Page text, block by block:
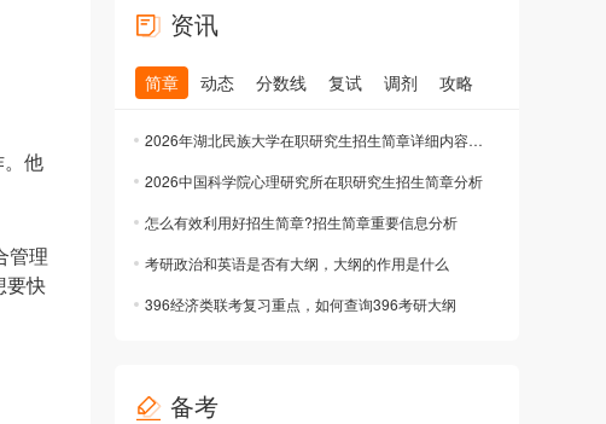
他
管理
要快
资讯
简章 动态 分数线 复试 调剂 攻略
2026年湖北民族大学在职研究生招生简章详细内容分享
2026中国科学院心理研究所在职研究生招生简章分析
怎么有效利用好招生简章?招生简章重要信息分析
考研政治和英语是否有大纲，大纲的作用是什么
396经济类联考复习重点，如何查询396考研大纲
备考